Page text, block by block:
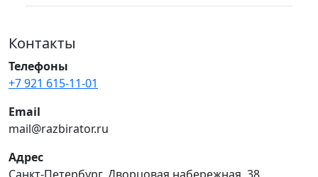
Контакты
Телефоны
+7 921 615-11-01
Email
mail@razbirator.ru
Адрес